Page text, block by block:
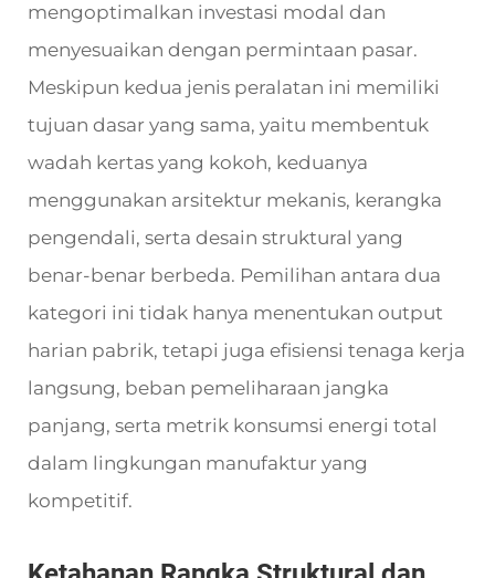
mengoptimalkan investasi modal dan
menyesuaikan dengan permintaan pasar.
Meskipun kedua jenis peralatan ini memiliki
tujuan dasar yang sama, yaitu membentuk
wadah kertas yang kokoh, keduanya
menggunakan arsitektur mekanis, kerangka
pengendali, serta desain struktural yang
benar-benar berbeda. Pemilihan antara dua
kategori ini tidak hanya menentukan output
harian pabrik, tetapi juga efisiensi tenaga kerja
langsung, beban pemeliharaan jangka
panjang, serta metrik konsumsi energi total
dalam lingkungan manufaktur yang
kompetitif.